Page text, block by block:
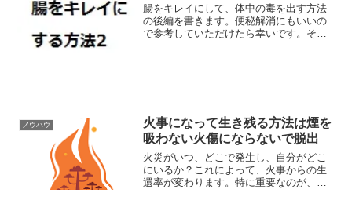
腸をキレイにして、体中の毒を出す方法
の後編を書きます。便秘解消にもいいの
で参考していただけたら幸いです。それ
ノウハウ
火事になって生き残る方法は煙を
吸わない火傷にならないで脱出
火災がいつ、どこで発生し、自分がどこ
にいるか？これによって、火事からの生
還率が変わります。特に重要なのが、煙